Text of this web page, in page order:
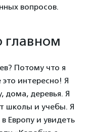
вопросов.
главном
Потому что я
интересно! Я
дома, деревья. Я
школы и учебы. Я
Европу и увидеть